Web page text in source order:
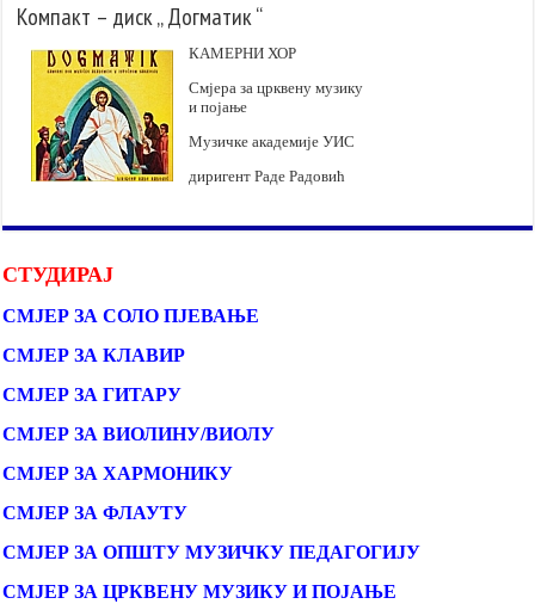
Компакт – диск „ Догматик “
КАМЕРНИ ХОР
Смјера за црквену музику
и појање
Музичке академије УИС
диригент Раде Радовић
СТУДИРАЈ
СМЈЕР ЗА СОЛО ПЈЕВАЊЕ
СМЈЕР ЗА КЛАВИР
СМЈЕР ЗА ГИТАРУ
СМЈЕР ЗА ВИОЛИНУ/ВИОЛУ
СМЈЕР ЗА ХАРМОНИКУ
СМЈЕР ЗА ФЛАУТУ
СМЈЕР ЗА ОПШТУ МУЗИЧКУ ПЕДАГОГИЈУ
СМЈЕР ЗА ЦРКВЕНУ МУЗИКУ И ПОЈАЊЕ